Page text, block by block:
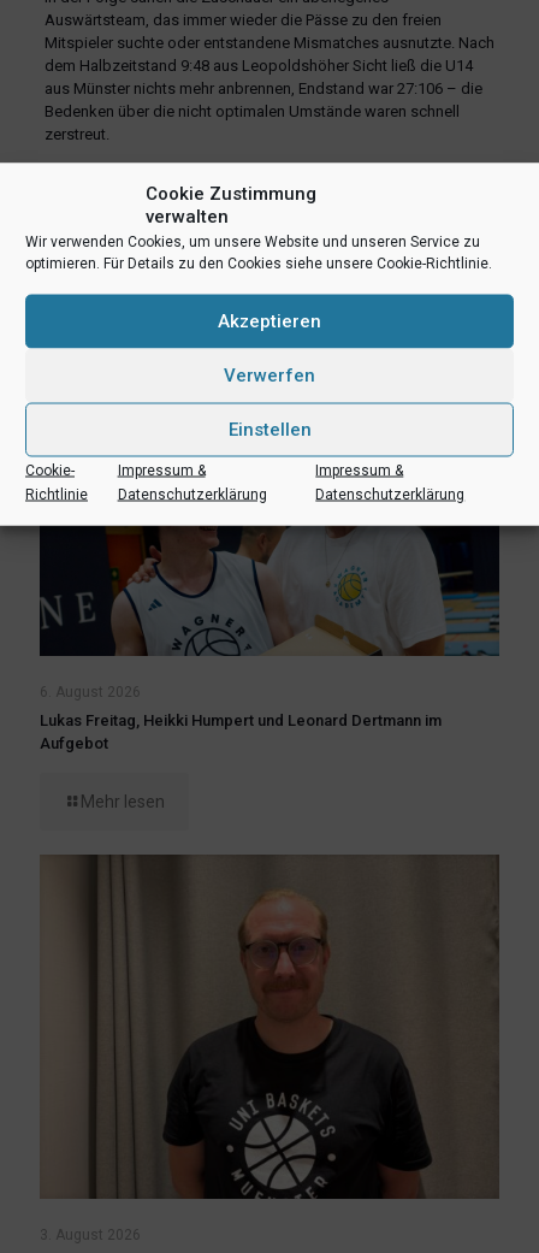
Cookie Zustimmung
verwalten
Wir verwenden Cookies, um unsere Website und unseren Service zu
optimieren. Für Details zu den Cookies siehe unsere Cookie-Richtlinie.
Akzeptieren
Verwerfen
Einstellen
Cookie-
Richtlinie
Impressum &
Datenschutzerklärung
Impressum &
Datenschutzerklärung
Auswärtsteam, das immer wieder die Pässe zu den freien
Mitspieler suchte oder entstandene Mismatches ausnutzte. Nach
dem Halbzeitstand 9:48 aus Leopoldshöher Sicht ließ die U14
aus Münster nichts mehr anbrennen, Endstand war 27:106 – die
Bedenken über die nicht optimalen Umstände waren schnell
zerstreut.
teilen
teilen
teilen
Ähnliche Beiträge
6. August 2026
Lukas Freitag, Heikki Humpert und Leonard Dertmann im
Aufgebot
Mehr lesen
3. August 2026